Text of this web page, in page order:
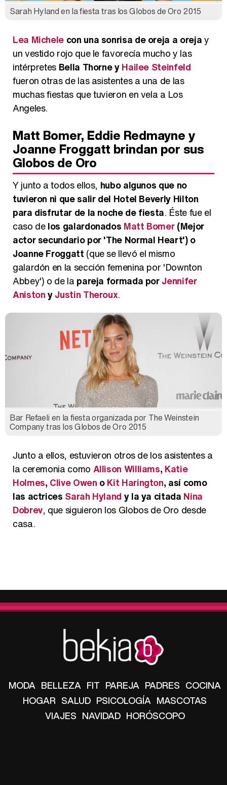
Sarah Hyland en la fiesta tras los Globos de Oro 2015
Lea Michele con una sonrisa de oreja a orejay
un vestido rojo que le favorecía mucho y las
intérpretes Bella Thorne yHailee Steinfeld
fueron otras de las asistentes a una de las
muchas fiestas que tuvieron en vela a Los
Angeles.
Matt Bomer, Eddie Redmayne y
Joanne Froggatt brindan por sus
Globos de Oro
Y junto a todos ellos, hubo algunos que no
tuvieron ni que salir del Hotel Beverly Hilton
para disfrutar de la noche de fiesta. Éste fue el
caso delos galardonados Matt Bomer(Mejor
actor secundario por 'The Normal Heart') o
Joanne Froggatt (que se llevó el mismo
galardón en la sección femenina por 'Downton
Abbey') o de la pareja formada porJennifer
AnistonyJustin Theroux.
Bar Refaeli en la fiesta organizada por The Weinstein
Company tras los Globos de Oro 2015
Junto a ellos, estuvieron otros de los asistentes a
la ceremonia como Allison Williams, Katie
Holmes, Clive Owen oKit Harington, así como
las actrices Sarah Hyland y la ya citada Nina
Dobrev, que siguieron los Globos de Oro desde
casa.
MODA BELLEZA FIT PAREJA PADRES COCINA
HOGAR SALUD PSICOLOGÍA MASCOTAS
VIAJES NAVIDAD HORÓSCOPO